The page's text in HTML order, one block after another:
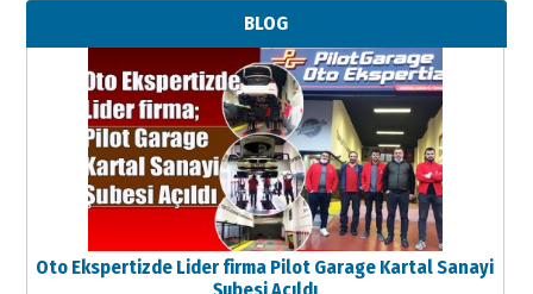
BLOG
Oto Ekspertizde Lider firma Pilot Garage Kartal Sanayi